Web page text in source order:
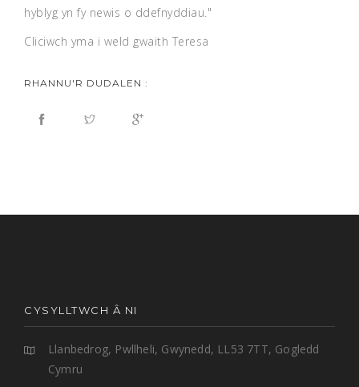
hyblyg yn fy newis o ddefnyddiau."
Cliciwch yma i weld gwaith Teresa
RHANNU'R DUDALEN :
CYSYLLTWCH Â NI
Llanbedrog, Pwllheli, Gwynedd, LL53 7TT, Gogledd
Cymru